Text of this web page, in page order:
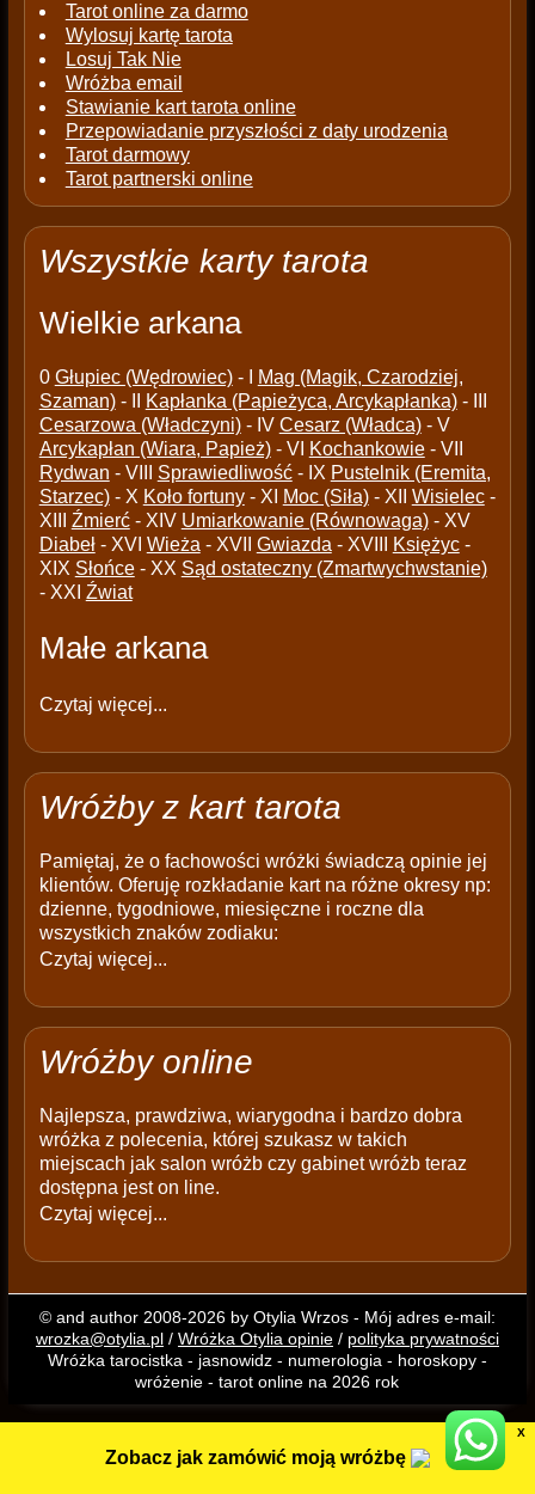
Tarot online za darmo
Wylosuj kartę tarota
Losuj Tak Nie
Wróżba email
Stawianie kart tarota online
Przepowiadanie przyszłości z daty urodzenia
Tarot darmowy
Tarot partnerski online
Wszystkie karty tarota
Wielkie arkana
0 Głupiec (Wędrowiec)- I
Mag (Magik, Czarodziej,
Szaman)- II Kapłanka (Papieżyca, Arcykapłanka)- III
Cesarzowa (Władczyni)- IV Cesarz (Władca)- V
Arcykapłan (Wiara, Papież)- VI Kochankowie- VII
Rydwan - VIII Sprawiedliwość- IX Pustelnik (Eremita,
Starzec)- X Koło fortuny- XI Moc (Siła)- XII Wisielec-
XIII Źmierć- XIV Umiarkowanie (Równowaga)- XV
Diabeł- XVI Wieża - XVII Gwiazda - XVIII Księżyc-
XIX Słońce- XX Sąd ostateczny (Zmartwychwstanie)
- XXI Źwiat
Małe arkana
Czytaj więcej...
Wróżby z kart tarota
Pamiętaj, że o fachowości wróżki świadczą opinie jej
klientów. Oferuję rozkładanie kart na różne okresy np:
dzienne, tygodniowe, miesięczne i roczne dla
wszystkich znaków zodiaku:
Czytaj więcej...
Wróżby online
Najlepsza, prawdziwa, wiarygodna i bardzo dobra
wróżka z polecenia, której szukasz w takich
miejscach jak salon wróżb czy gabinet wróżb teraz
dostępna jest on line.
Czytaj więcej...
© and author 2008-2026 by Otylia Wrzos - Mój adres e-mail:
wrozka@otylia.pl/ Wróżka Otylia opinie/ polityka prywatności
Wróżka tarocistka - jasnowidz - numerologia - horoskopy -
wróżenie - tarot online na 2026 rok
X
Zobacz jak zamówić moją wróżbę